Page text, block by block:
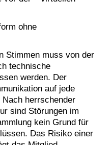
ohne
Stimmen muss von der
technische
werden. Der
auf jede
herrschender
sind Störungen im
kein Grund für
Das Risiko einer